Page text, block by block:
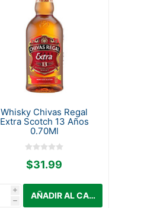
Whisky Chivas Regal
Extra Scotch 13 Años
0.70Ml
$31.99
i
h